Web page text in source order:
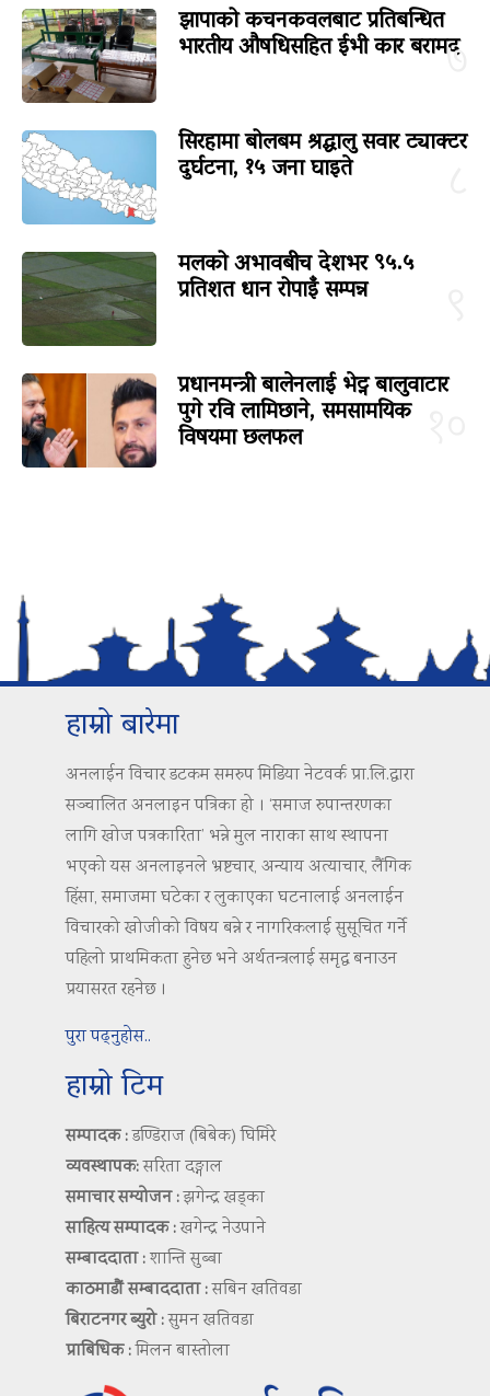
७
झापाको कचनकवलबाट प्रतिबन्धित
भारतीय औषधिसहित ईभी कार बरामद
सिरहामा बोलबम श्रद्धालु सवार ट्याक्टर
दुर्घटना, १५ जना घाइते
मलको अभावबीच देशभर ९५.५
प्रतिशत धान रोपाइँ सम्पन्न
प्रधानमन्त्री बालेनलाई भेट्न बालुवाटार
पुगे रवि लामिछाने, समसामयिक
विषयमा छलफल
हाम्रो बारेमा
अनलाईन विचार डटकम समरुप मिडिया नेटवर्क प्रा.लि.द्वारा
सञ्चालित अनलाइन पत्रिका हो । ‘समाज रुपान्तरणका
लागि खोज पत्रकारिता’ भन्ने मुल नाराका साथ स्थापना
भएको यस अनलाइनले भ्रष्टचार, अन्याय अत्याचार, लैंगिक
हिंसा, समाजमा घटेका र लुकाएका घटनालाई अनलाईन
विचारको खोजीको विषय बन्ने र नागरिकलाई सुसूचित गर्ने
पहिलो प्राथमिकता हुनेछ भने अर्थतन्त्रलाई समृद्ध बनाउन
प्रयासरत रहनेछ ।
पुरा पढ्नुहोस..
हाम्रो टिम
सम्पादक :डण्डिराज (बिबेक) घिमिरे
व्यवस्थापक:सरिता दङ्गाल
समाचार सम्योजन :झगेन्द्र खड्का
साहित्य सम्पादक :खगेन्द्र नेउपाने
सम्बाददाता :शान्ति सुब्बा
काठमाडौं सम्बाददाता :सबिन खतिवडा
बिराटनगर ब्युरो :सुमन खतिवडा
प्राबिधिक :मिलन बास्तोला